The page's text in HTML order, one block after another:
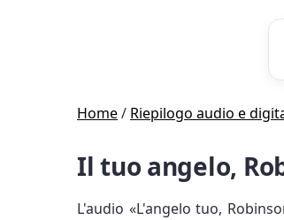
Home/ Riepilogo audio e
Il tuo angelo,
L'audio «L'angelo tuo,